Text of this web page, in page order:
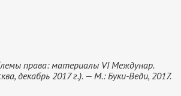
права: материалы VI Междунар.
декабрь 2017 г.). — М.: Буки-Веди, 2017.